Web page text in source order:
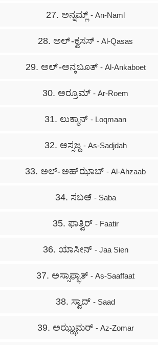
27. ಅನ್ನಮ್ಲ್ - An-Naml
28. ಅಲ್ -ಕ್ವಸಸ್ - Al-Qasas
29. ಅಲ್ -ಅನ್ಕಬೂತ್ - Al-Ankaboet
30. ಅರ್‍ರೂಮ್ - Ar-Roem
31. ಲುಕ್ಮಾನ್ - Loqmaan
32. ಅಸ್ಸಜ್ದ - As-Sadjdah
33. ಅಲ್- ಅಹ್ ಝಾಬ್ - Al-Ahzaab
34. ಸಬಅ್ - Saba
35. ಫಾತ್ವಿರ್ - Faatir
36. ಯಾಸೀನ್ - Jaa Sien
37. ಅಸ್ಸಾಫ್ಫಾತ್ - As-Saaffaat
38. ಸ್ವಾದ್ - Saad
39. ಅಝ್ಝುಮರ್ - Az-Zomar